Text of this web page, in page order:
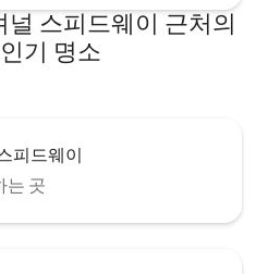
스피드웨이 근처의
기 명소
피드웨이
는 곳